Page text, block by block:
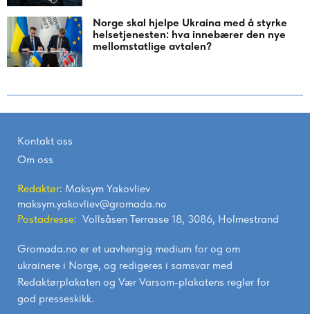
Norge skal hjelpe Ukraina med å styrke
helsetjenesten: hva innebærer den nye
mellomstatlige avtalen?
Kontakt oss
Om oss
Redaktør: Maksym Yakovliev
maksym.yakovliev@gromada.no
Postadresse: Vollsåsen Terrasse 18, 3086, Holmestrand
Gromada.no er et uavhengig medium for og om
ukrainere i Norge, og redigeres i samsvar med
Redaktørplakaten og Vær Varsom-plakatens regler for
god presseskikk.